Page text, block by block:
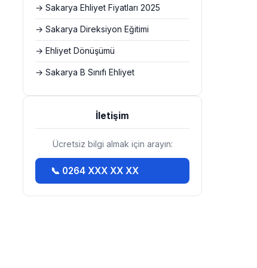
→ Sakarya Ehliyet Fiyatları 2025
→ Sakarya Direksiyon Eğitimi
→ Ehliyet Dönüşümü
→ Sakarya B Sınıfı Ehliyet
İletişim
Ücretsiz bilgi almak için arayın:
📞 0264 XXX XX XX